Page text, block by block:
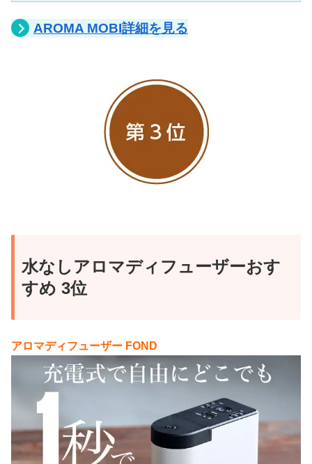
USBでカンタン充電
コードレスなので家で充電しておけば、ドライブなど
の時に持ち出して、車内でおしゃれな香りを楽しめま
またもし電池が切れてしまっても、USB充電に対応し
ているので、シガーソケットを通して充電することも
AROMA MOBIの直径のサイズはペットボトルよりも2
～3cm大きい程度のコンパクトサイズになっていま
ペットボトルが余裕で入るくらいのサイズなら、
AROMA MOBIをドリンクホルダーに挿しておけばコン
パクトでおしゃれにアロマを楽しめますよ。
デメリット：
10mlビンへの移し替えが億劫
AROMA MOBI詳細を見る
水なしアロマディフューザーおす
すめ 3位
アロマディフューザー FOND